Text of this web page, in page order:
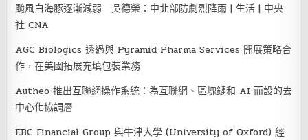
颱風白海豚逐漸減弱 吳德榮：中北部防劇烈降雨 | 生活 | 中央
社 CNA
AGC Biologics 透過與 Pyramid Pharma Services 開展策略合
作，在美國拓展充填包裝業務
Autheo 推出互聯網操作系統：為互聯網、區塊鏈和 AI 而設的去
中心化協調層
EBC Financial Group 與牛津大學 (University of Oxford) 經